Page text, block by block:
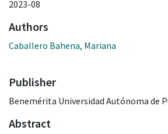
2023-08
Authors
Caballero Bahena, Mariana
Publisher
Benemérita Universidad Autónoma de
Abstract